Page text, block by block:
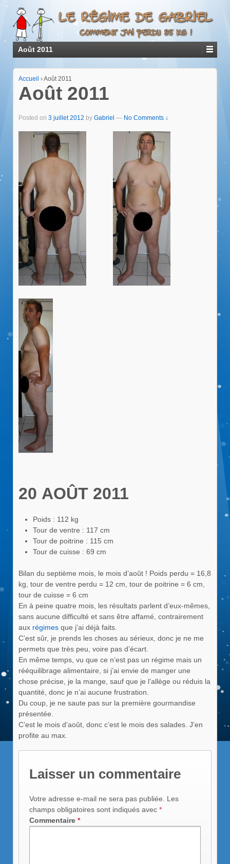
Août 2011
Accueil ›Août 2011
Août 2011
Posted on 3 juillet 2012 by Gabriel — No Comments ↓
20 AOÛT 2011
Poids : 112 kg
Tour de ventre : 117 cm
Tour de poitrine : 115 cm
Tour de cuisse : 69 cm
Bilan du septième mois, le mois d’août ! Poids perdu = 16,8
kg, tour de ventre perdu = 12 cm, tour de poitrine = 6 cm,
tour de cuisse = 6 cm
En à peine quatre mois, les résultats parlent d’eux-mêmes,
sans aucune difficulté et sans être affamé, contrairement
aux régimes que j’ai déjà faits.
C’est sûr, je prends les choses au sérieux, donc je ne me
permets que très peu, voire pas d’écart.
En même temps, vu que ce n’est pas un régime mais un
rééquilibrage alimentaire, si j’ai envie de manger une
chose précise, je la mange, sauf que je l’allège ou réduis la
quantité, donc je n’ai aucune frustration.
Du coup, je ne saute pas sur la première gourmandise
présentée.
C’est le mois d’août, donc c’est le mois des salades. J’en
profite au max.
Laisser un commentaire
Votre adresse e-mail ne sera pas publiée.
Les
champs obligatoires sont indiqués avec *
Commentaire *